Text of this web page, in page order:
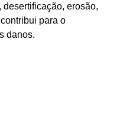
erosão,
para o
danos.